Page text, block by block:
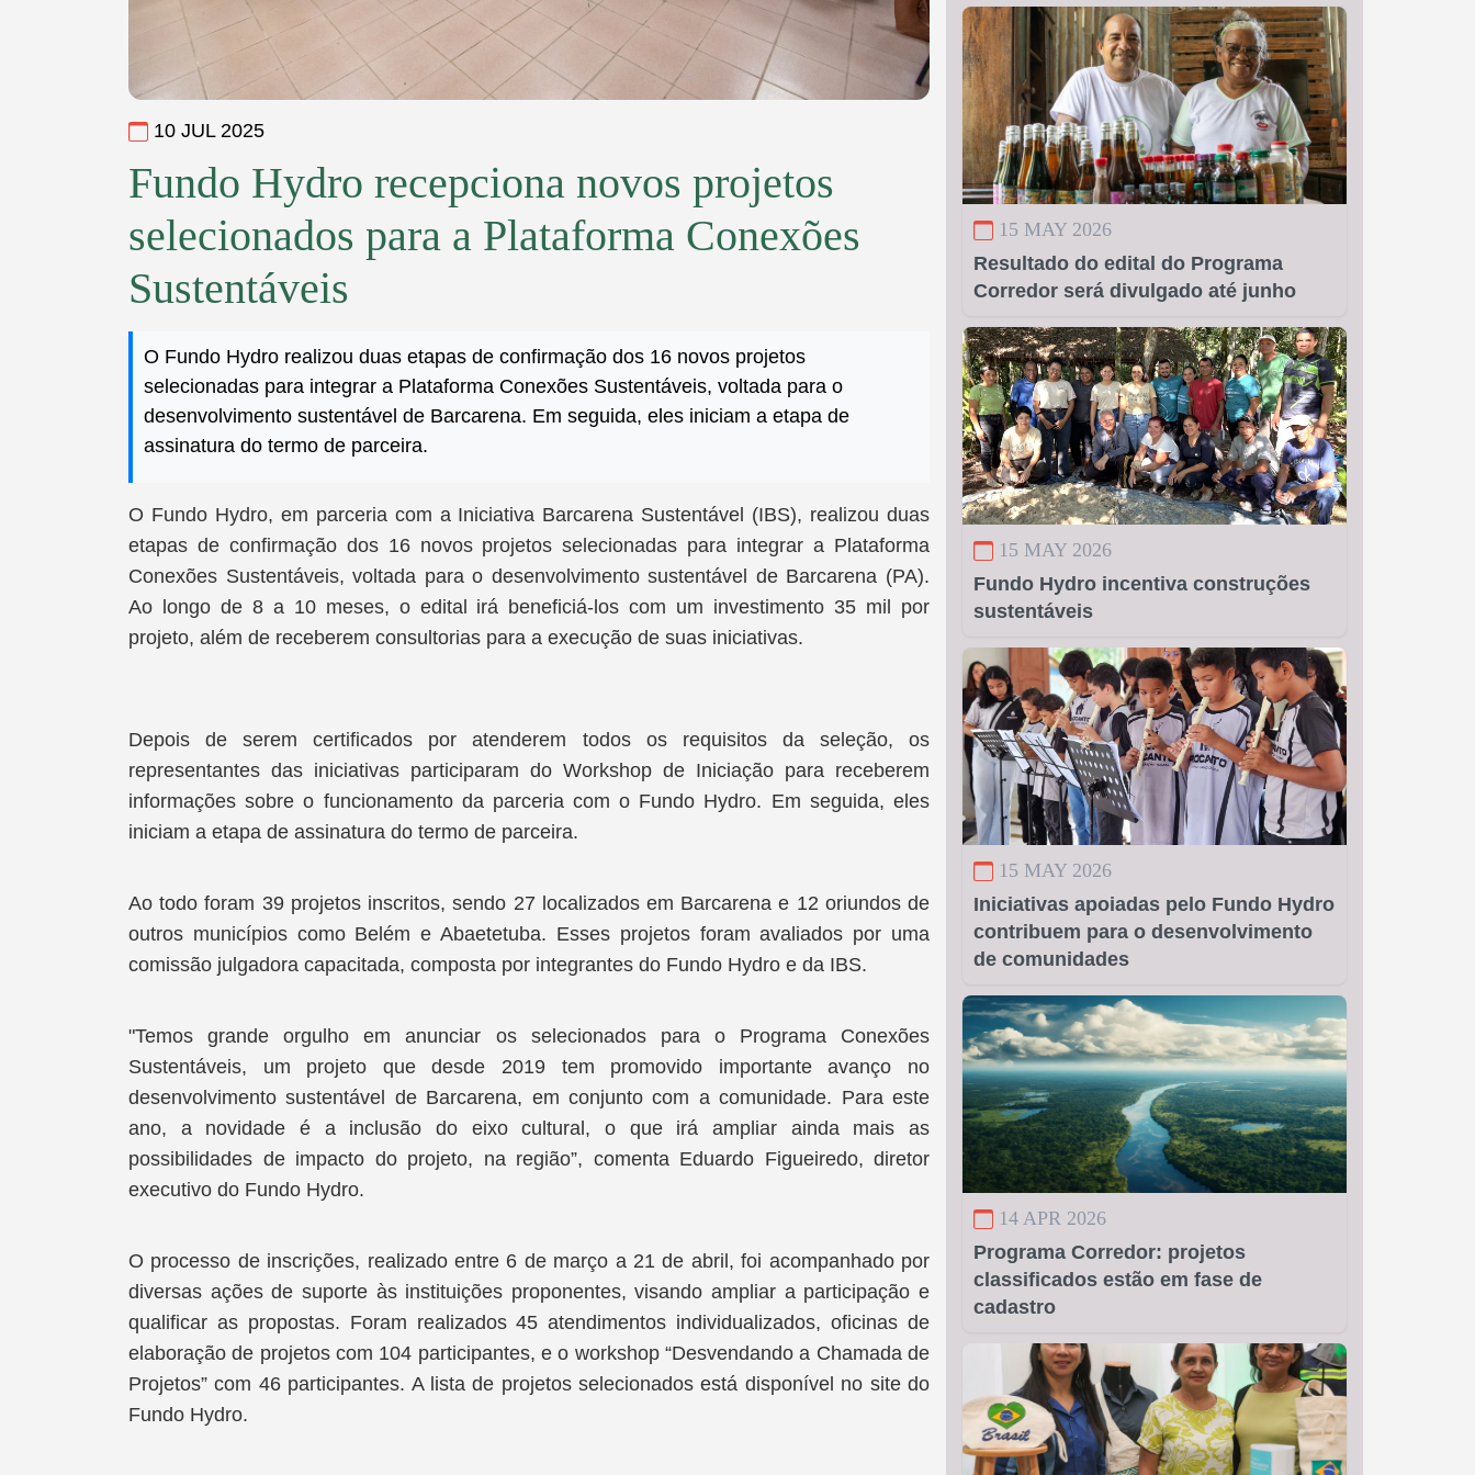
10 JUL 2025
Fundo Hydro recepciona novos projetos
selecionados para a Plataforma Conexões
Sustentáveis
O Fundo Hydro realizou duas etapas de confirmação dos 16 novos projetos
selecionadas para integrar a Plataforma Conexões Sustentáveis, voltada para o
desenvolvimento sustentável de Barcarena. Em seguida, eles iniciam a etapa de
assinatura do termo de parceira.
O Fundo Hydro, em parceria com a Iniciativa Barcarena Sustentável (IBS), realizou duas
etapas de confirmação dos 16 novos projetos selecionadas para integrar a Plataforma
Conexões Sustentáveis, voltada para o desenvolvimento sustentável de Barcarena (PA).
Ao longo de 8 a 10 meses, o edital irá beneficiá-los com um investimento 35 mil por
projeto, além de receberem consultorias para a execução de suas iniciativas.
Depois de serem certificados por atenderem todos os requisitos da seleção, os
representantes das iniciativas participaram do Workshop de Iniciação para receberem
informações sobre o funcionamento da parceria com o Fundo Hydro. Em seguida, eles
iniciam a etapa de assinatura do termo de parceira.
Ao todo foram 39 projetos inscritos, sendo 27 localizados em Barcarena e 12 oriundos de
outros municípios como Belém e Abaetetuba. Esses projetos foram avaliados por uma
comissão julgadora capacitada, composta por integrantes do Fundo Hydro e da IBS.
"Temos grande orgulho em anunciar os selecionados para o Programa Conexões
Sustentáveis, um projeto que desde 2019 tem promovido importante avanço no
desenvolvimento sustentável de Barcarena, em conjunto com a comunidade. Para este
ano, a novidade é a inclusão do eixo cultural, o que irá ampliar ainda mais as
possibilidades de impacto do projeto, na região”, comenta Eduardo Figueiredo, diretor
executivo do Fundo Hydro.
O processo de inscrições, realizado entre 6 de março a 21 de abril, foi acompanhado por
diversas ações de suporte às instituições proponentes, visando ampliar a participação e
qualificar as propostas. Foram realizados 45 atendimentos individualizados, oficinas de
elaboração de projetos com 104 participantes, e o workshop “Desvendando a Chamada de
Projetos” com 46 participantes. A lista de projetos selecionados está disponível no site do
Fundo Hydro.
15 MAY 2026
Resultado do edital do Programa
Corredor será divulgado até junho
15 MAY 2026
Fundo Hydro incentiva construções
sustentáveis
15 MAY 2026
Iniciativas apoiadas pelo Fundo Hydro
contribuem para o desenvolvimento
de comunidades
14 APR 2026
Programa Corredor: projetos
classificados estão em fase de
cadastro